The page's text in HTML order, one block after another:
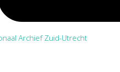
Archief Zuid-Utrecht